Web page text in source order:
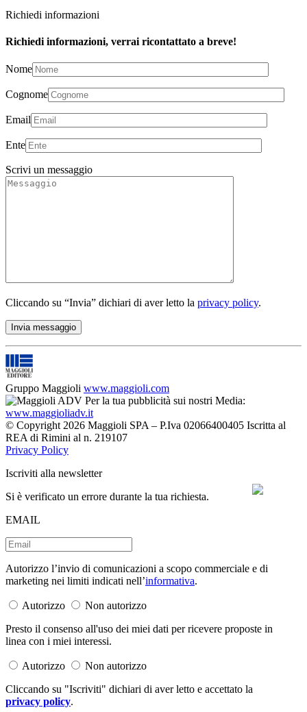
Richiedi informazioni
Richiedi informazioni, verrai ricontattato a breve!
Nome
Cognome
Email
Ente
Scrivi un messaggio
Cliccando su “Invia” dichiari di aver letto la privacy policy.
Gruppo Maggioli www.maggioli.com
Per la tua pubblicità sui nostri Media:
www.maggioliadv.it
© Copyright 2026 Maggioli SPA – P.Iva 02066400405 Iscritta al
REA di Rimini al n. 219107
Privacy Policy
Iscriviti alla newsletter
Si è verificato un errore durante la tua richiesta.
EMAIL
Autorizzo l’invio di comunicazioni a scopo commerciale e di
marketing nei limiti indicati nell’informativa.
Autorizzo
Non autorizzo
Presto il consenso all'uso dei miei dati per ricevere proposte in
linea con i miei interessi.
Autorizzo
Non autorizzo
Cliccando su "Iscriviti" dichiari di aver letto e accettato la
privacy policy.